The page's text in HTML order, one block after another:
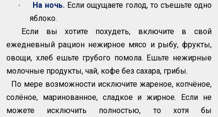
· На ночь.Если ощущаете голод, то съешьте одно
яблоко.
Если вы хотите похудеть, включите в свой
ежедневный рацион нежирное мясо и рыбу, фрукты,
овощи, хлеб ешьте грубого помола. Ешьте нежирные
молочные продукты, чай, кофе без сахара, грибы.
По мере возможности исключите жареное, копчёное,
солёное, маринованное, сладкое и жирное. Если не
можете исключить полностью, то хотя бы